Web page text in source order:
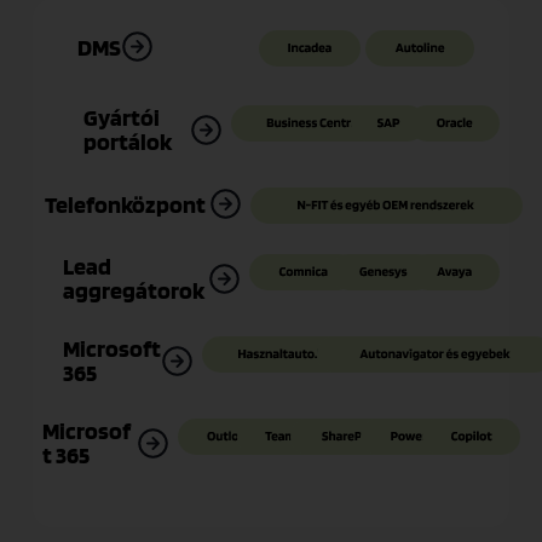
DMS
Gyártói
portálok
Telefonközpont
Lead
aggregátorok
Microsoft
365
Microsof
t 365